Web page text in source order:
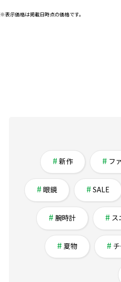
※表示価格は掲載日時点の価格です。
新作 フ
眼鏡 SALE
腕時計 ス
夏物